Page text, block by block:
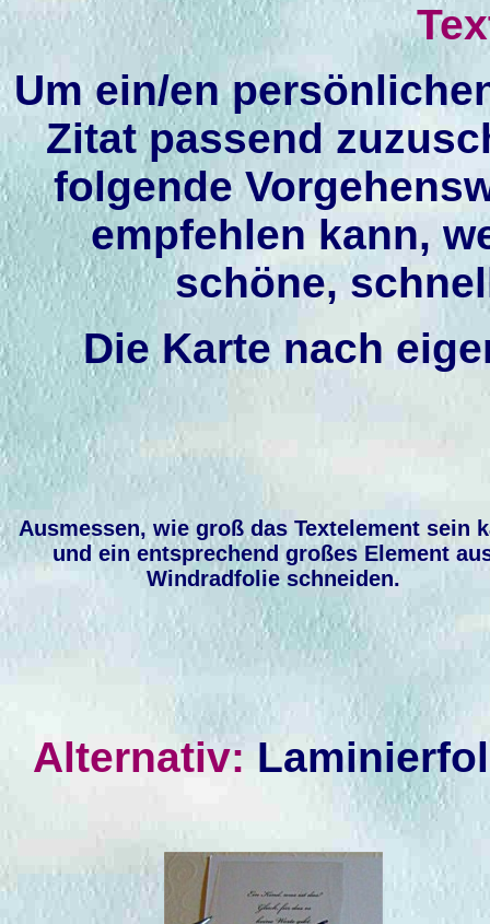
Um ein/en
Zitat passend
folgende
empfehlen kann,
schöne,
Die Karte nach
Ausmessen, wie groß das Textelement sein
und ein entsprechend großes Element
Windradfolie schneiden.
Alternativ: